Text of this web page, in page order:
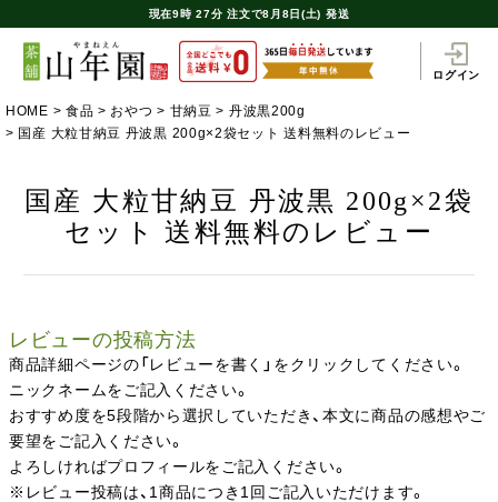
現在9時 27分 注文で8月8日(土) 発送
ログイン
HOME 食品 おやつ 甘納豆
丹波黒200g
国産 大粒甘納豆 丹波黒 200g×2袋セット 送料無料のレビュー
国産 大粒甘納豆 丹波黒 200g×2袋
セット 送料無料のレビュー
レビューの投稿方法
商品詳細ページの「レビューを書く」をクリックしてください。
ニックネームをご記入ください。
おすすめ度を5段階から選択していただき、本文に商品の感想やご
要望をご記入ください。
よろしければプロフィールをご記入ください。
※レビュー投稿は、1商品につき1回ご記入いただけます。